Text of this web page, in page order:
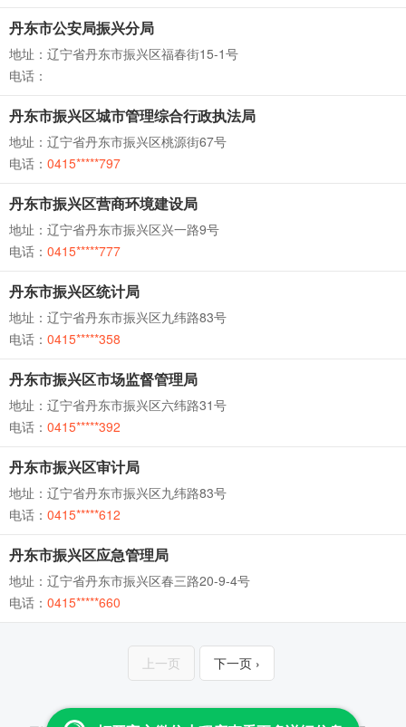
丹东市公安局振兴分局
地址：辽宁省丹东市振兴区福春街15-1号
电话：
丹东市振兴区城市管理综合行政执法局
地址：辽宁省丹东市振兴区桃源街67号
电话： 0415*****797
丹东市振兴区营商环境建设局
地址：辽宁省丹东市振兴区兴一路9号
电话： 0415*****777
丹东市振兴区统计局
地址：辽宁省丹东市振兴区九纬路83号
电话： 0415*****358
丹东市振兴区市场监督管理局
地址：辽宁省丹东市振兴区六纬路31号
电话： 0415*****392
丹东市振兴区审计局
地址：辽宁省丹东市振兴区九纬路83号
电话： 0415*****612
丹东市振兴区应急管理局
地址：辽宁省丹东市振兴区春三路20-9-4号
电话： 0415*****660
上一页 下一页 ›
Copyright © 2013-2026 云查 All Rights Reserved